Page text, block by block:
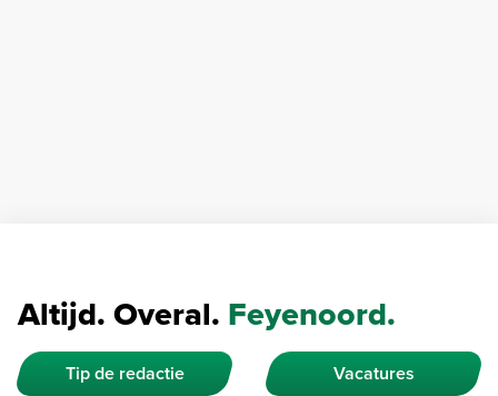
Altijd. Overal. Feyenoord.
Tip de redactie Vacatures